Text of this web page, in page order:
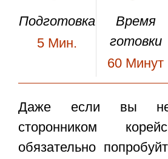
Подготовка
5 Мин.
Время
готовки
60 Минут
Даже если вы не
сторонником
обязательно